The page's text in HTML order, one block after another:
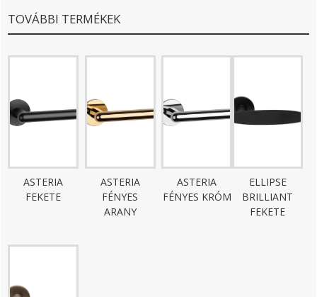
TOVÁBBI TERMÉKEK
ASTERIA
FEKETE
ASTERIA
FÉNYES
ARANY
ASTERIA
FÉNYES KRÓM
ELLIPSE
BRILLIANT
FEKETE